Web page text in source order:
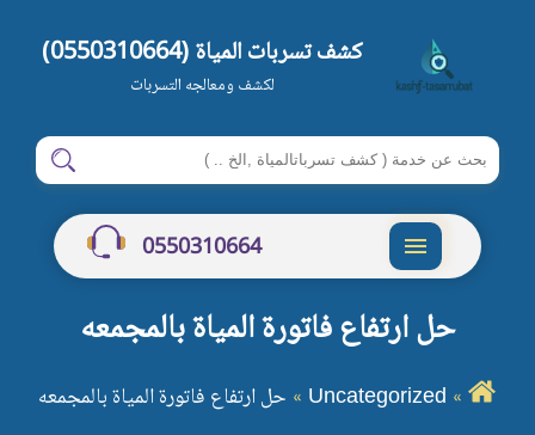
كشف تسربات المياة (0550310664)
لكشف ومعالجه التسربات
ابحث
في
شركة
كشف
بالرياض
ابحث
0550310664
حل ارتفاع فاتورة المياة بالمجمعه
Uncategorized حل ارتفاع فاتورة المياة بالمجمعه